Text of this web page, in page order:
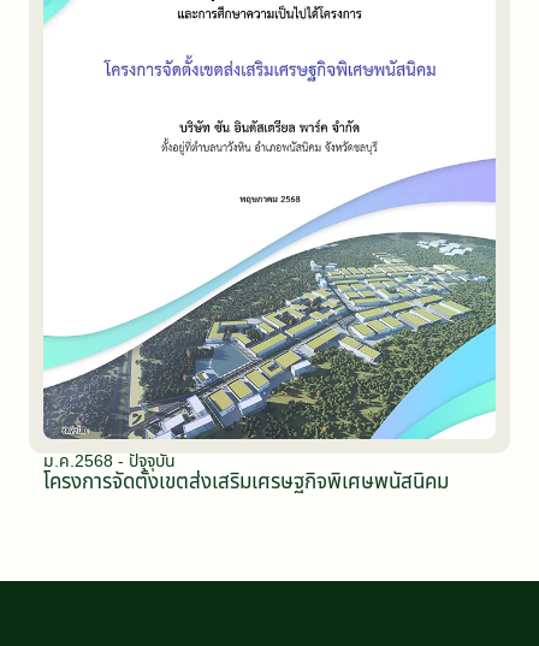
ม.ค.2568 - ปัจจุบัน
โครงการจัดตั้งเขตส่งเสริมเศรษฐกิจพิเศษพนัสนิคม